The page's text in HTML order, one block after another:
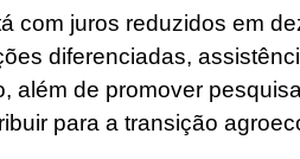
com juros reduzidos em
diferenciadas,
além de promover
para a transição